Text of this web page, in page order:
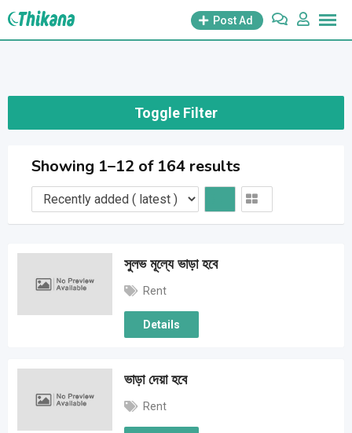
Skip
Post Ad
Toggle Filter
Showing 1–12 of 164 results
সুলভ মূল্যে ভাড়া হবে
Rent
Details
ভাড়া দেয়া হবে
Rent